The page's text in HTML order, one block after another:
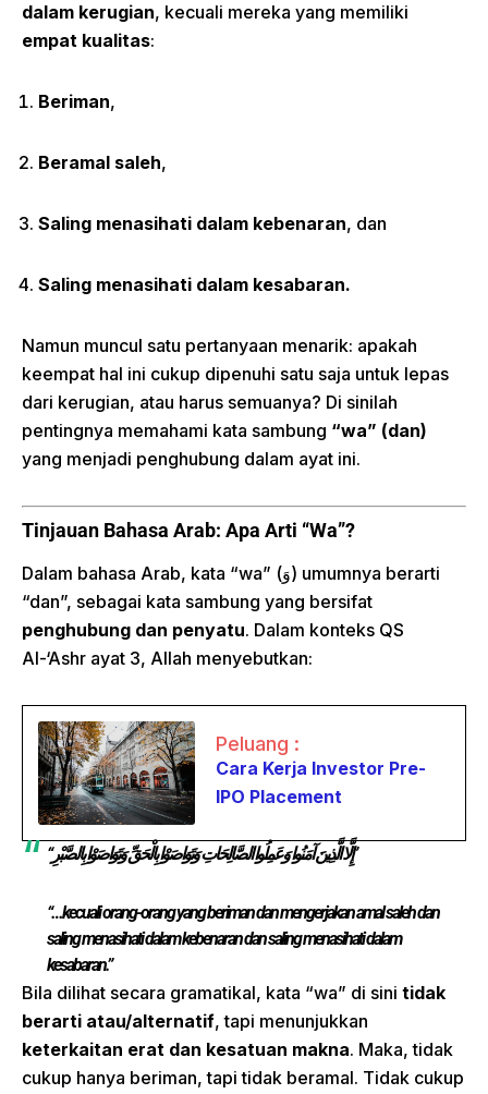
dalam kerugian, kecuali mereka yang memiliki
empat kualitas:
Beriman,
Beramal saleh,
Saling menasihati dalam kebenaran, dan
Saling menasihati dalam kesabaran.
Namun muncul satu pertanyaan menarik: apakah
keempat hal ini cukup dipenuhi satu saja untuk lepas
dari kerugian, atau harus semuanya? Di sinilah
pentingnya memahami kata sambung “wa” (dan)
yang menjadi penghubung dalam ayat ini.
Tinjauan Bahasa Arab: Apa Arti “Wa”?
Dalam bahasa Arab, kata “wa” (وَ) umumnya berarti
“dan”, sebagai kata sambung yang bersifat
penghubung dan penyatu. Dalam konteks QS
Al-‘Ashr ayat 3, Allah menyebutkan:
Peluang :
Cara Kerja Investor Pre-
IPO Placement
“إِلَّا الَّذِينَ آمَنُوا وَعَمِلُوا الصَّالِحَاتِ وَتَوَاصَوْا بِالْحَقِّ وَتَوَاصَوْا بِالصَّبْرِ”
“…kecuali orang-orang yang beriman dan mengerjakan amal saleh dan
saling menasihati dalam kebenaran dan saling menasihati dalam
kesabaran.”
Bila dilihat secara gramatikal, kata “wa” di sini tidak
berarti atau/alternatif, tapi menunjukkan
keterkaitan erat dan kesatuan makna. Maka, tidak
cukup hanya beriman, tapi tidak beramal. Tidak cukup